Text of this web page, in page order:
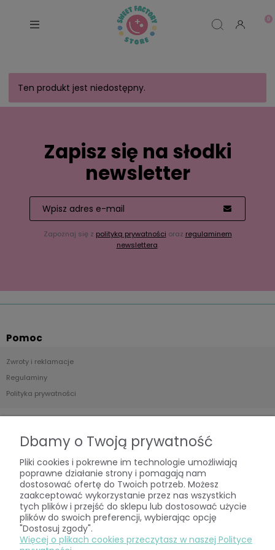
Ten produkt jest niedostępny.
Zapisz się na słodki
newsletter
Zapoznaj się z polityką prywatności oraz regulaminem
newslettera.
Pomoc
Zwroty i reklamacje
Regulaminy
Polityka prywatności
Twoje zamówienia
Ustawienia konta
Przechowalnia
Płatności i dostawa
Formy płatności
Dbamy o Twoją prywatność
Pliki cookies i pokrewne im technologie umożliwiają
poprawne działanie strony i pomagają nam
dostosować ofertę do Twoich potrzeb. Możesz
zaakceptować wykorzystanie przez nas wszystkich
tych plików i przejść do sklepu lub dostosować użycie
plików do swoich preferencji, wybierając opcję
"Dostosuj zgody".
Więcej o plikach cookies przeczytasz w naszej Polityce